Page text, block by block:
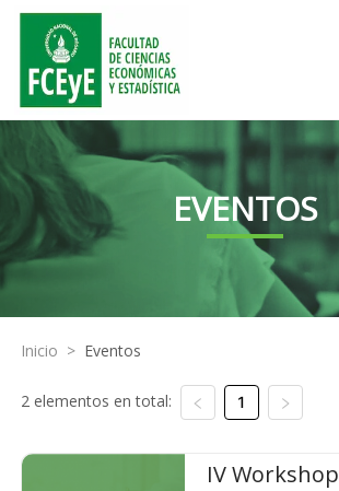
EVENTOS
Inicio > Eventos
2 elementos en total: 1
IV Workshop